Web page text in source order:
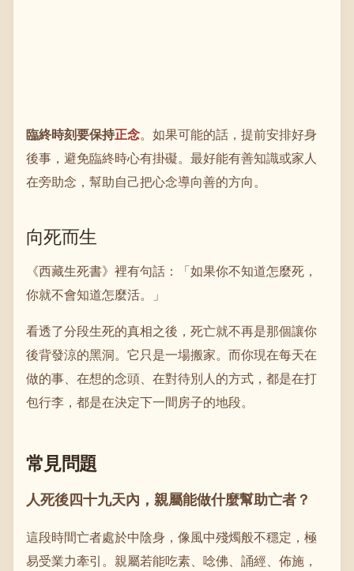
臨終時刻要保持正念。如果可能的話，提前安排好身
後事，避免臨終時心有掛礙。最好能有善知識或家人
在旁助念，幫助自己把心念導向善的方向。
向死而生
《西藏生死書》裡有句話：「如果你不知道怎麼死，
你就不會知道怎麼活。」
看透了分段生死的真相之後，死亡就不再是那個讓你
後背發涼的黑洞。它只是一場搬家。而你現在每天在
做的事、在想的念頭、在對待別人的方式，都是在打
包行李，都是在決定下一間房子的地段。
常見問題
人死後四十九天內，親屬能做什麼幫助亡者？
這段時間亡者處於中陰身，像風中殘燭般不穩定，極
易受業力牽引。親屬若能吃素、唸佛、誦經、佈施，